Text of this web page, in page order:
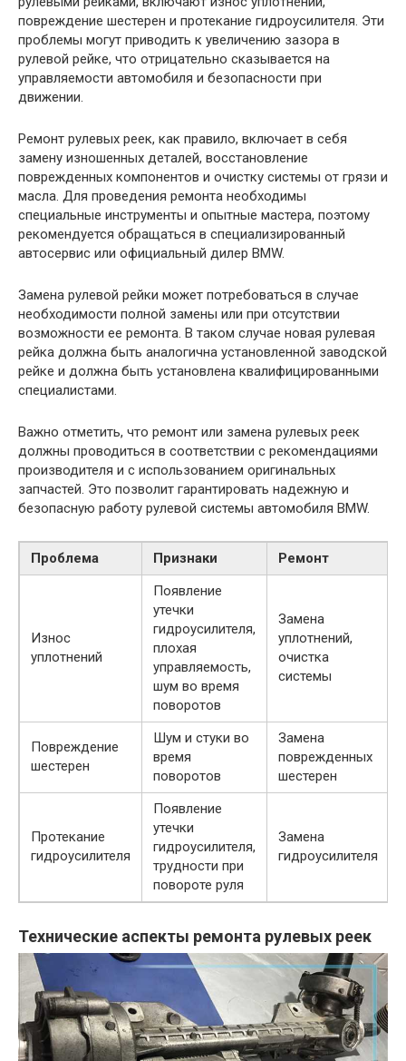
повреждение шестерен и протекание гидроусилителя. Эти
проблемы могут приводить к увеличению зазора в
рулевой рейке, что отрицательно сказывается на
управляемости автомобиля и безопасности при
движении.
Ремонт рулевых реек, как правило, включает в себя
замену изношенных деталей, восстановление
поврежденных компонентов и очистку системы от грязи и
масла. Для проведения ремонта необходимы
специальные инструменты и опытные мастера, поэтому
рекомендуется обращаться в специализированный
автосервис или официальный дилер BMW.
Замена рулевой рейки может потребоваться в случае
необходимости полной замены или при отсутствии
возможности ее ремонта. В таком случае новая рулевая
рейка должна быть аналогична установленной заводской
рейке и должна быть установлена квалифицированными
специалистами.
Важно отметить, что ремонт или замена рулевых реек
должны проводиться в соответствии с рекомендациями
производителя и с использованием оригинальных
запчастей. Это позволит гарантировать надежную и
безопасную работу рулевой системы автомобиля BMW.
Проблема Признаки Ремонт
Износ
уплотнений
Появление
утечки
гидроусилителя,
плохая
управляемость,
шум во время
поворотов
Замена
уплотнений,
очистка
системы
Повреждение
шестерен
Шум и стуки во
время
поворотов
Замена
поврежденных
шестерен
Протекание
гидроусилителя
Появление
утечки
гидроусилителя,
трудности при
повороте руля
Замена
гидроусилителя
Технические аспекты ремонта рулевых реек